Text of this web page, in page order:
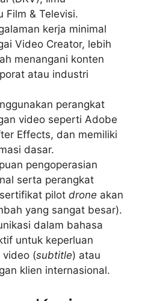
Film & Televisi.
kerja minimal
Video Creator, lebih
menangani konten
atau industri
perangkat
video seperti Adobe
Effects, dan memiliki
dasar.
pengoperasian
serta perangkat
pilot drone akan
yang sangat besar).
dalam bahasa
untuk keperluan
video (subtitle) atau
klien internasional.